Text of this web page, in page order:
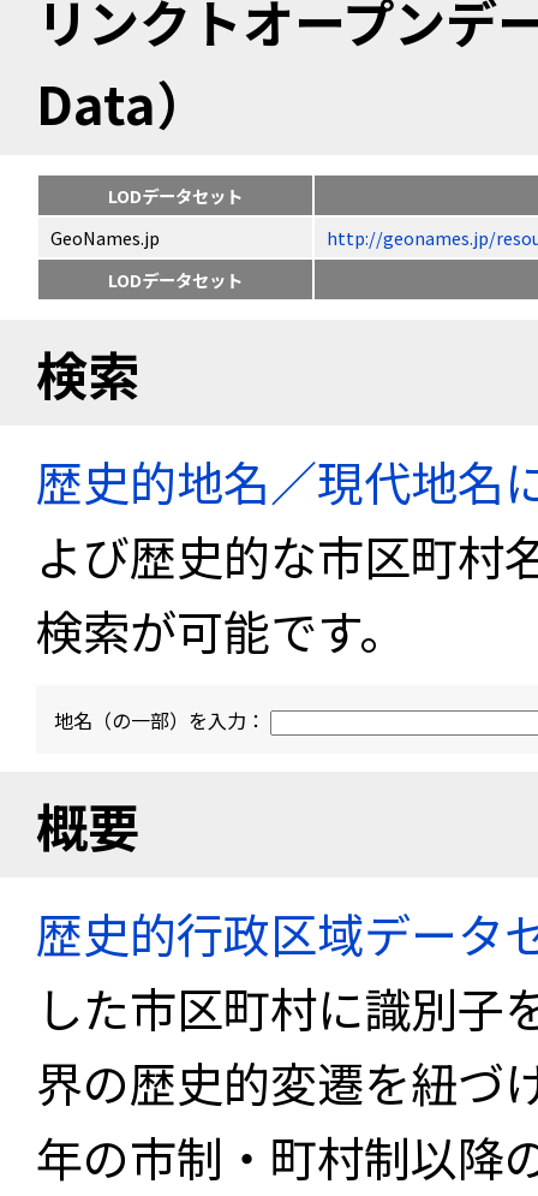
リンクトオープン
Data）
LODデータセット
GeoNames.jp
http://geonames.jp/
LODデータセット
検索
歴史的地名／現代地名
よび歴史的な市区町村
検索が可能です。
地名（の一部）を入力：
概要
歴史的行政区域データ
した市区町村に識別子
界の歴史的変遷を紐づ
年の市制・町村制以降